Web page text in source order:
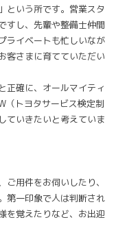
という所です。営業スタ
すし、先輩や整備士仲間
ライベートも忙しいなが
客さまに育てていただい
正確に、オールマイティ
（トヨタサービス検定制
ていきたいと考えていま
用件をお伺いしたり、
第一印象で人は判断され
を覚えたりなど、お出迎